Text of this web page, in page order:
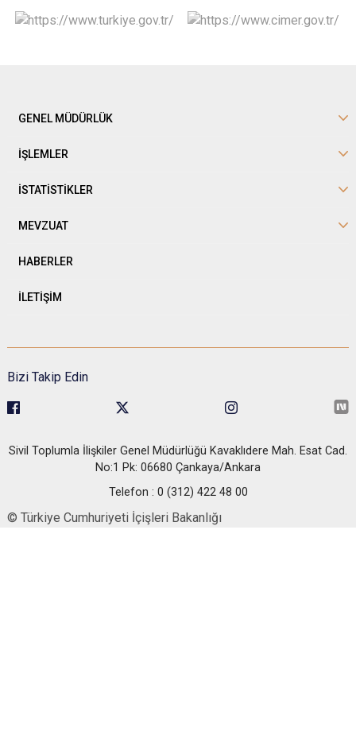
GENEL MÜDÜRLÜK
İŞLEMLER
İSTATİSTİKLER
MEVZUAT
HABERLER
İLETİŞİM
Bizi Takip Edin
Sivil Toplumla İlişkiler Genel Müdürlüğü Kavaklıdere Mah. Esat Cad.
No:1 Pk: 06680 Çankaya/Ankara
Telefon : 0 (312) 422 48 00
© Türkiye Cumhuriyeti İçişleri Bakanlığı